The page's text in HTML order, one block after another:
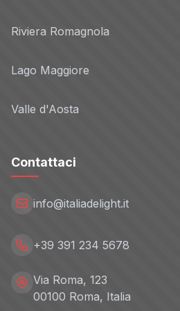
Riviera Romagnola
Lago Maggiore
Valle d'Aosta
Contattaci
info@italiadelight.it
+39 391 234 5678
Via Roma, 123
00100 Roma, Italia